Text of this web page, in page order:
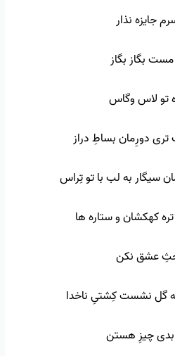
جایزه نذار
بگاز بگاز
تو لاس وگاس
دورِمان بساطِ دراز
سیگار به لب با تو تِراس
کهکشان و ستاره ها
عشق نکن
گل نشست کِشتیِ ناخدا
چیزِ هستن